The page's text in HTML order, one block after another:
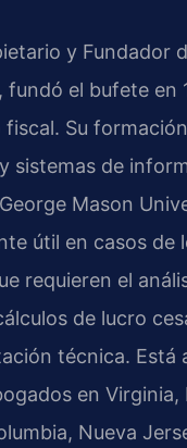
y Fundador
fundó el bufete en
Su
sistemas de
Mason
útil en casos de
requieren el
de lucro
técnica. Está
en Virginia,
Nueva